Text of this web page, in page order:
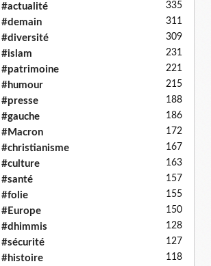
#actualité 335
#demain 311
#diversité 309
#islam 231
#patrimoine 221
#humour 215
#presse 188
#gauche 186
#Macron 172
#christianisme 167
#culture 163
#santé 157
#folie 155
#Europe 150
#dhimmis 128
#sécurité 127
#histoire 118